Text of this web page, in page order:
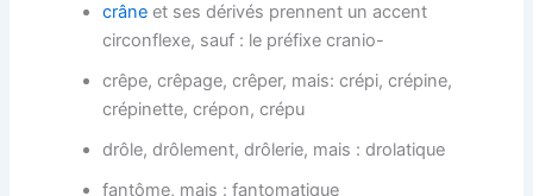
crâne et ses dérivés prennent un accent
circonflexe, sauf : le préfixe cranio-
crêpe, crêpage, crêper, mais: crépi, crépine,
crépinette, crépon, crépu
drôle, drôlement, drôlerie, mais : drolatique
fantôme, mais : fantomatique